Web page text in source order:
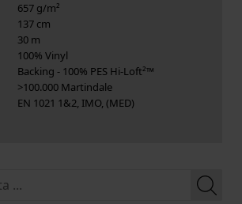
657 g/m²
137 cm
30 m
100% Vinyl
Backing - 100% PES Hi-Loft²™
>100.000 Martindale
EN 1021 1&2, IMO, (MED)